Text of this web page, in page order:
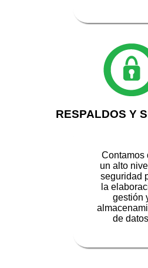
RESPALDOS Y
Contamos
un alto
seguridad
la
gestión
de